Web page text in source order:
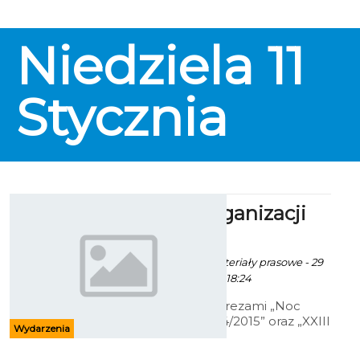
za zamkniętymi drzwiami.
Niedziela 11
Stycznia
Wydarzenia
Zmiana organizacji
ruchu
Robert Kuliński/ materiały prasowe - 29
Grudnia 2014 godz. 18:24
W związku z imprezami „Noc
sylwestrowa 2014/2015” oraz „XXIII